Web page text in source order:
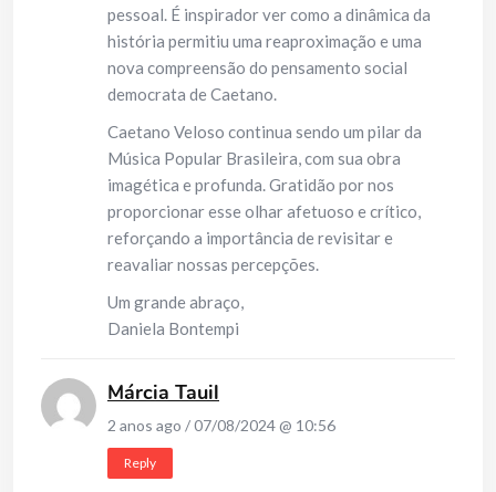
pessoal. É inspirador ver como a dinâmica da
história permitiu uma reaproximação e uma
nova compreensão do pensamento social
democrata de Caetano.
Caetano Veloso continua sendo um pilar da
Música Popular Brasileira, com sua obra
imagética e profunda. Gratidão por nos
proporcionar esse olhar afetuoso e crítico,
reforçando a importância de revisitar e
reavaliar nossas percepções.
Um grande abraço,
Daniela Bontempi
Márcia Tauil
2 anos ago / 07/08/2024 @ 10:56
Reply